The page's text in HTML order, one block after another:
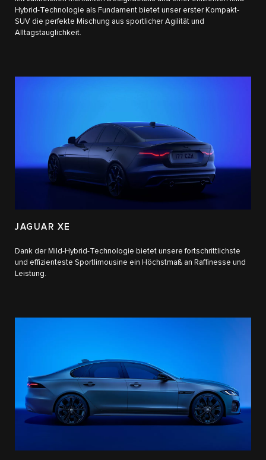
Hybrid-Technologie als Fundament bietet unser erster Kompakt-
SUV die perfekte Mischung aus sportlicher Agilität und
Alltagstauglichkeit.
JAGUAR XE
Dank der Mild-Hybrid-Technologie bietet unsere fortschrittlichste
und effizienteste Sportlimousine ein Höchstmaß an Raffinesse und
Leistung.